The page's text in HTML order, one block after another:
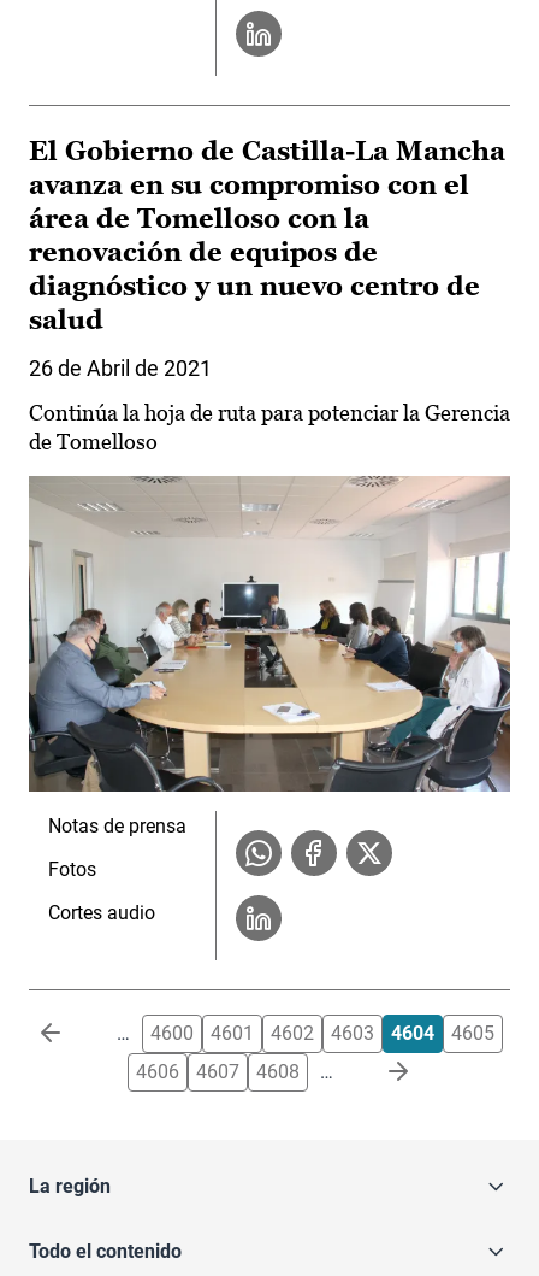
El Gobierno de Castilla-La Mancha
avanza en su compromiso con el
área de Tomelloso con la
renovación de equipos de
diagnóstico y un nuevo centro de
salud
26 de Abril de 2021
Continúa la hoja de ruta para potenciar la Gerencia
de Tomelloso
Notas de prensa
Fotos
Cortes audio
Paginación … 4600 4601 4602 4603 4604
4605
4606
4607 4608 …
La región
Todo el contenido